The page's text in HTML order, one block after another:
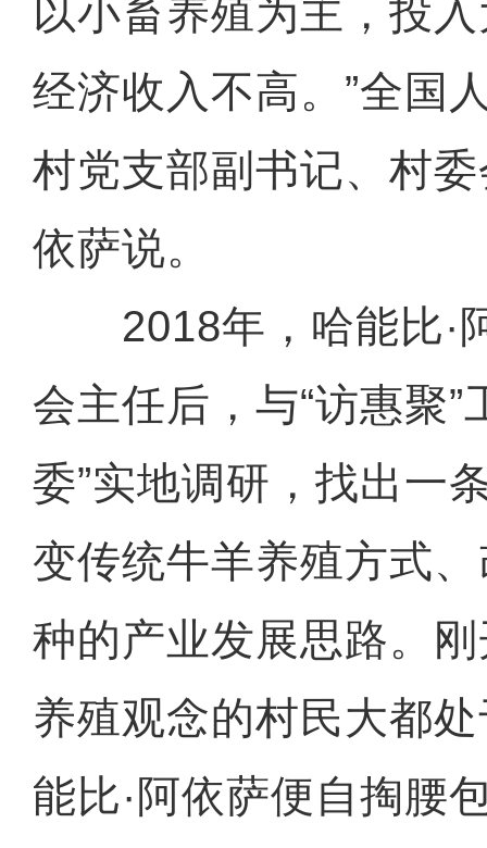
以小畜养殖为主，投
经济收入不高。”全国
村党支部副书记、村
依萨说。
2018年，哈能比·
会主任后，与“访惠聚”
委”实地调研，找出一
变传统牛羊养殖方式
种的产业发展思路。
养殖观念的村民大都
能比·阿依萨便自掏腰